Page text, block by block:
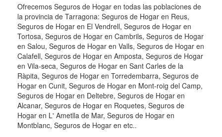
Ofrecemos Seguros de Hogar en todas las poblaciones de
la provincia de Tarragona: Seguros de Hogar en Reus,
Seguros de Hogar en El Vendrell, Seguros de Hogar en
Tortosa, Seguros de Hogar en Cambrils, Seguros de Hogar
en Salou, Seguros de Hogar en Valls, Seguros de Hogar en
Calafell, Seguros de Hogar en Amposta, Seguros de Hogar
en Vila-seca, Seguros de Hogar en Sant Carles de la
Ràpita, Seguros de Hogar en Torredembarra, Seguros de
Hogar en Cunit, Seguros de Hogar en Mont-roig del Camp,
Seguros de Hogar en Deltebre, Seguros de Hogar en
Alcanar, Seguros de Hogar en Roquetes, Seguros de
Hogar en L' Ametlla de Mar, Seguros de Hogar en
Montblanc, Seguros de Hogar en etc..